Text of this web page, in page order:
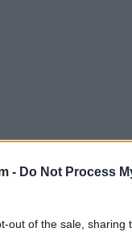
- Do Not Process
out of the sale, sharing